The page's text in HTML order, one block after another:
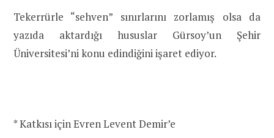
Tekerrürle “sehven” sınırlarını zorlamış olsa da
yazıda aktardığı hususlar Gürsoy’un Şehir
Üniversitesi’ni konu edindiğini işaret ediyor.
* Katkısı için Evren Levent Demir’e